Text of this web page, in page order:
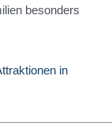
besonders
in